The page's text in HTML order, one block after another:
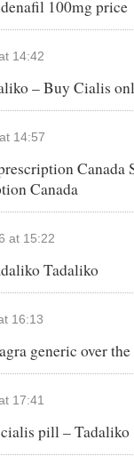
100mg price
14:42
– Buy Cialis
14:57
Canada
Canada
at 15:22
Tadaliko
16:13
generic over
17:41
pill – Tadaliko